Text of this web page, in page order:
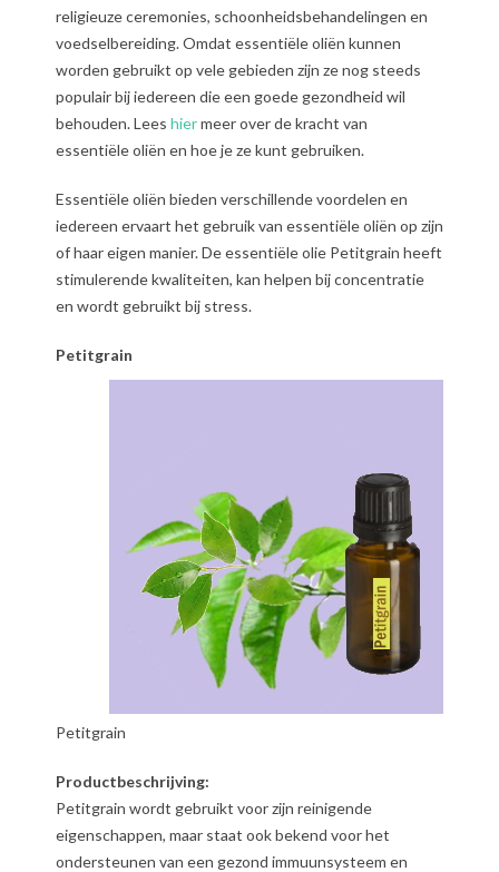
religieuze ceremonies, schoonheidsbehandelingen en
voedselbereiding. Omdat essentiële oliën kunnen
worden gebruikt op vele gebieden zijn ze nog steeds
populair bij iedereen die een goede gezondheid wil
behouden. Lees hiermeer over de kracht van
essentiële oliën en hoe je ze kunt gebruiken.
Essentiële oliën bieden verschillende voordelen en
iedereen ervaart het gebruik van essentiële oliën op zijn
of haar eigen manier. De essentiële olie Petitgrain heeft
stimulerende kwaliteiten, kan helpen bij concentratie
en wordt gebruikt bij stress.
Petitgrain
Petitgrain
Productbeschrijving:
Petitgrain wordt gebruikt voor zijn reinigende
eigenschappen, maar staat ook bekend voor het
ondersteunen van een gezond immuunsysteem en